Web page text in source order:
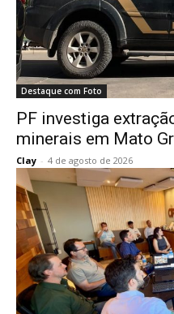
Destaque com Foto
PF investiga
minerais em Mato
Clay - 4 de agosto de 2026